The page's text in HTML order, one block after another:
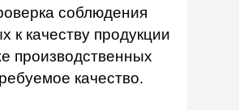
соблюдения
к качеству продукции
производственных
качество.